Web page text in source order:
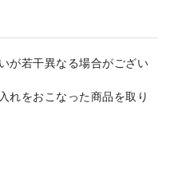
が若干異なる場合がござい
れをおこなった商品を取り